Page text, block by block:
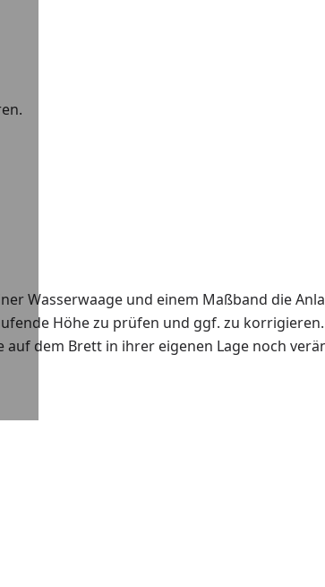
Wasserwaage und einem Maßband die
Höhe zu prüfen und ggf. zu
dem Brett in ihrer eigenen Lage noch